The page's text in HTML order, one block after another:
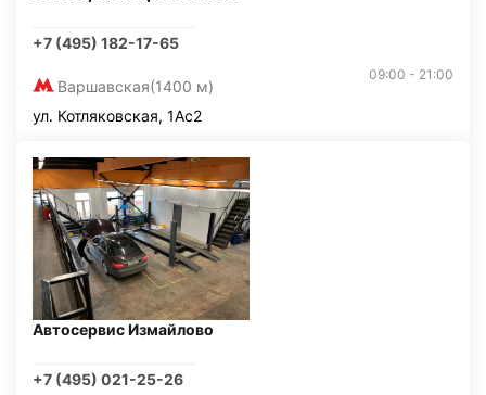
+7 (495) 182-17-65
Варшавская(1400 м)
09:00 - 21:00
ул. Котляковская, 1Ас2
Автосервис Измайлово
+7 (495) 021-25-26